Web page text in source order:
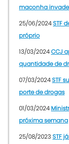
maconha
25/06/2024STF
próprio
13/03/2024CCJ
quantidade de
07/03/2024STF
porte de drogas
01/03/2024
próxima semana
25/08/2023STF